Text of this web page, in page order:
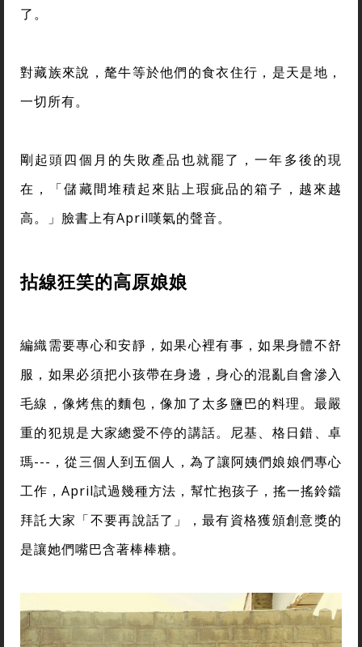
了。
對藏族來說，氂牛等於他們的食衣住行，是天是地，
一切所有。
剛起頭四個月的失敗產品也就罷了，一年多後的現
在，「儲藏間堆積起來貼上瑕疵品的箱子，越來越
高。」臉書上有April嘆氣的聲音。
拈線狂笑的高原娘娘
編織需要專心和安靜，如果心裡有事，如果身體不舒
服，如果必須把小孩帶在身邊，身心的混亂自會滲入
毛線，像烤焦的麵包，像加了太多鹽巴的料理。最嚴
重的犯規是大家總愛不停的講話。尼基、格日錯、卓
瑪---，從三個人到五個人，為了讓阿姨們娘娘們專心
工作，April試過幾種方法，幫忙抱孩子，搖一搖鈴鐺
拜託大家「不要再說話了」，最有資格獲頒創意獎的
是讓她們嘴巴含著棒棒糖。